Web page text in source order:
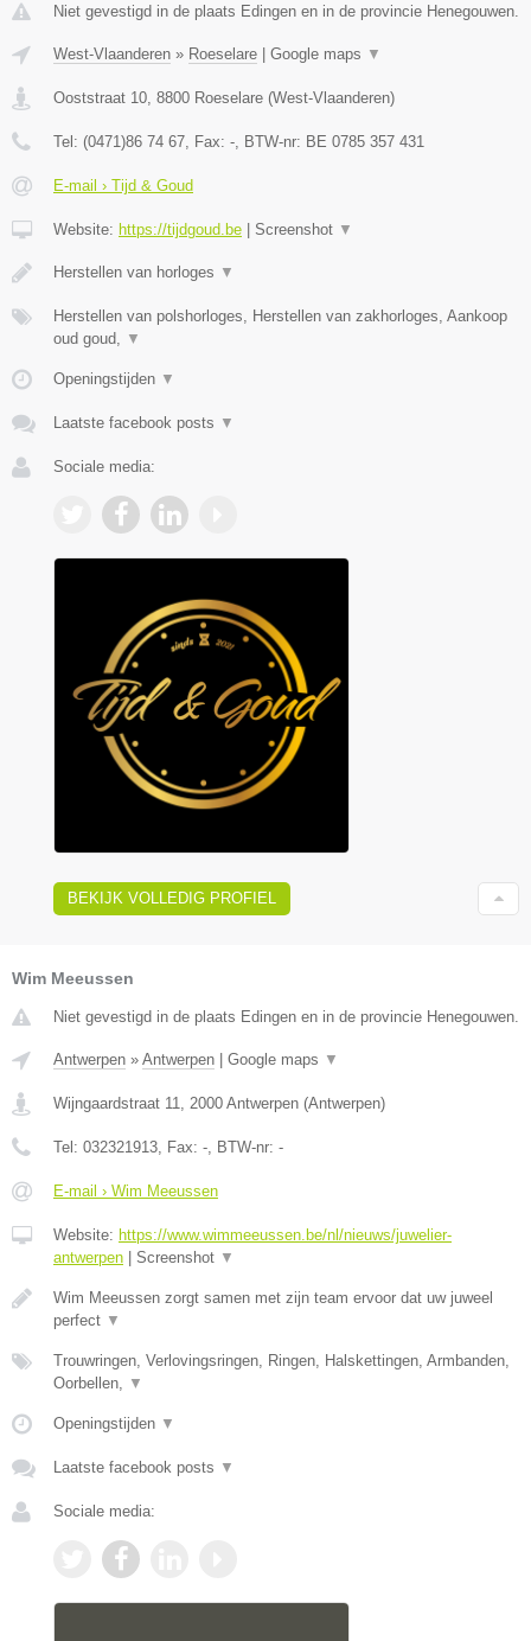
Niet gevestigd in de plaats Edingen en in de provincie Henegouwen.
West-Vlaanderen » Roeselare | Google maps ▼
Ooststraat 10 8800 Roeselare (West-Vlaanderen)
Tel: (0471)86 74 67 , Fax: - , BTW-nr: BE 0785 357 431
E-mail › Tijd & Goud
Website: https://tijdgoud.be | Screenshot ▼
Herstellen van horloges ▼
Herstellen van polshorloges, Herstellen van zakhorloges, Aankoop
oud goud,
▼
Openingstijden ▼
Laatste facebook posts ▼
Sociale media:
BEKIJK VOLLEDIG PROFIEL
Wim Meeussen
Niet gevestigd in de plaats Edingen en in de provincie Henegouwen.
Antwerpen » Antwerpen | Google maps ▼
Wijngaardstraat 11 2000 Antwerpen (Antwerpen)
Tel: 032321913 , Fax: - , BTW-nr: -
E-mail › Wim Meeussen
Website: https://www.wimmeeussen.be/nl/nieuws/juwelier-
antwerpen | Screenshot ▼
Wim Meeussen zorgt samen met zijn team ervoor dat uw juweel
perfect ▼
Trouwringen, Verlovingsringen, Ringen, Halskettingen, Armbanden,
Oorbellen,
▼
Openingstijden ▼
Laatste facebook posts ▼
Sociale media: